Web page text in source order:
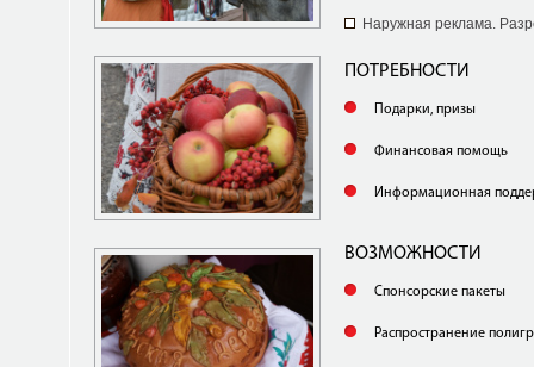
Наружная реклама.
ПОТРЕБНОСТИ
Подарки, призы
Финансовая помощь
Информационная
ВОЗМОЖНОСТИ
Спонсорские пакеты
Распространение